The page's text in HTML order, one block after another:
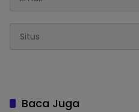
Baca Juga